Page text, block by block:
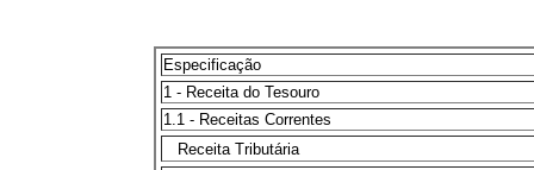
Especificação
1 - Receita do Tesouro
1.1 - Receitas Correntes
Receita Tributária